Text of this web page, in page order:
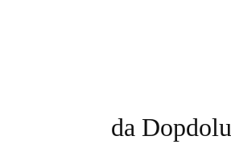
da Dopdolu